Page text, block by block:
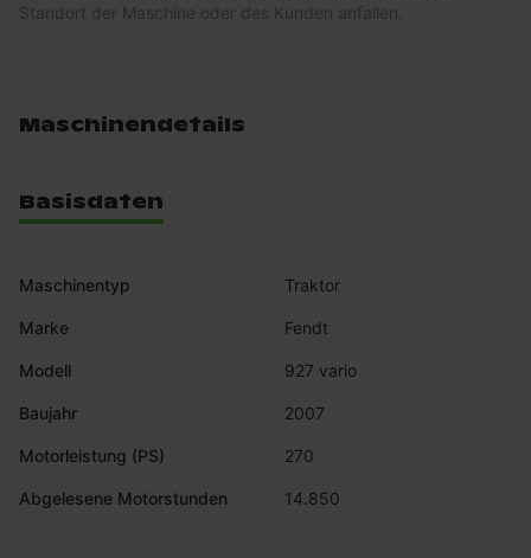
Standort der Maschine oder des Kunden anfallen.
Maschinendetails
Basisdaten
Maschinentyp Traktor
Marke Fendt
Modell 927 vario
Baujahr 2007
Motorleistung (PS) 270
Abgelesene Motorstunden 14.850